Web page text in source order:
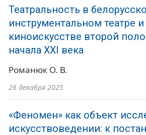
Театральность в
инструментальном театре и
киноискусстве второй
начала XXI века
Романюк О. В.
26 декабря 2025
«Феномен» как объект
искусствоведении: к